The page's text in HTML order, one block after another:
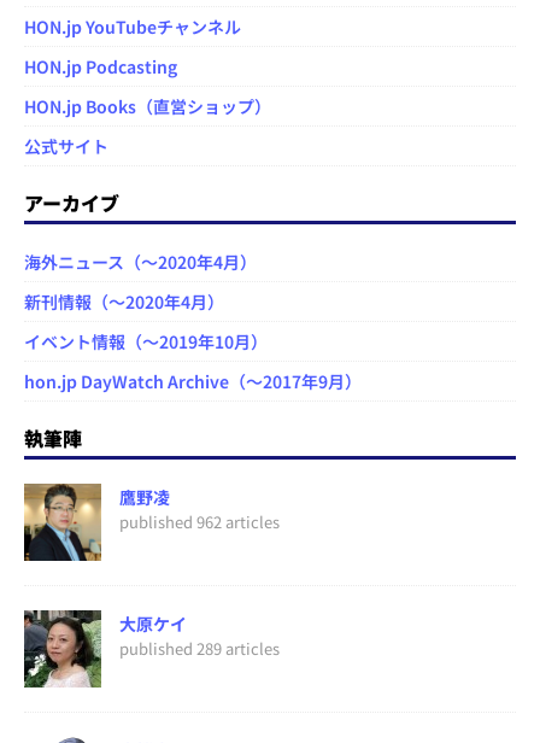
HON.jp YouTubeチャンネル
HON.jp Podcasting
HON.jp Books（直営ショップ）
公式サイト
アーカイブ
海外ニュース（～2020年4月）
新刊情報（～2020年4月）
イベント情報（～2019年10月）
hon.jp DayWatch Archive（～2017年9月）
執筆陣
鷹野凌
published 962 articles
大原ケイ
published 289 articles